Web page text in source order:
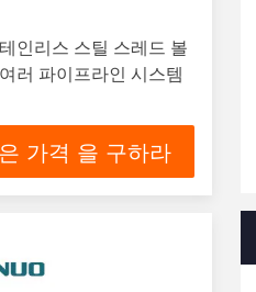
인리스 스틸 스레드 볼
러 파이프라인 시스템
가격 을 구하라